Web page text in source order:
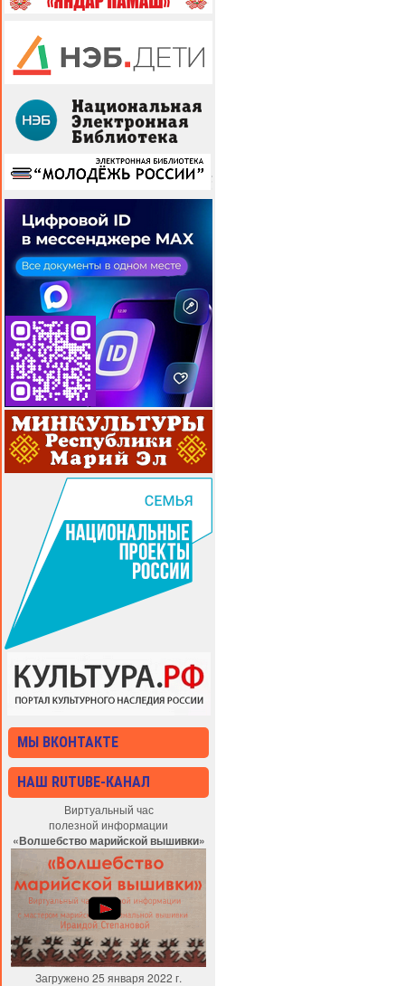
МЫ ВКОНТАКТЕ
НАШ RUTUBE-КАНАЛ
Виртуальный час
полезной информации
«Волшебство марийской вышивки»
Загружено 25 января 2022 г.